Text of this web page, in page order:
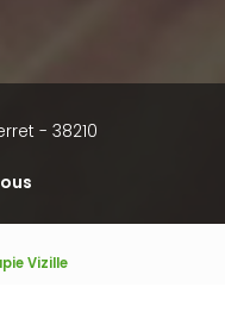
- 38210
Vizille